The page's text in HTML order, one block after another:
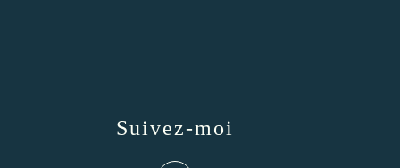
Suivez-moi